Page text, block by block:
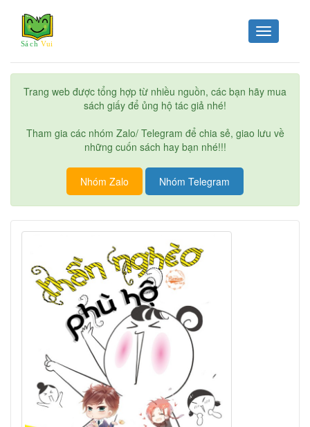
Toggle
navigation
Trang web được tổng hợp từ nhiều nguồn, các bạn hãy mua
sách giấy để ủng hộ tác giả nhé!
Tham gia các nhóm Zalo/ Telegram để chia sẻ, giao lưu về
những cuốn sách hay bạn nhé!!!
Nhóm Zalo Nhóm Telegram